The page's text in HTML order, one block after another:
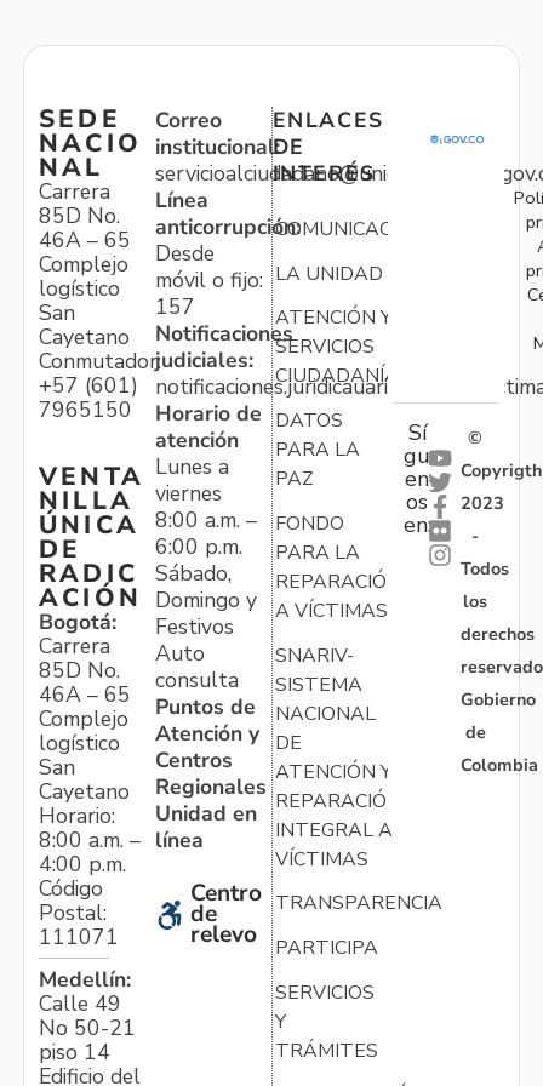
SEDE
NACIO
NAL
Carrera
85D No.
46A – 65
Complejo
logístico
San
Cayetano
Conmutador:
+57 (601)
7965150
VENTA
NILLA
ÚNICA
DE
RADIC
ACIÓN
Bogotá:
Carrera
85D No.
46A – 65
Complejo
logístico
San
Cayetano
Horario:
8:00 a.m. –
4:00 p.m.
Código
Postal:
111071
Medellín:
Calle 49
No 50-21
piso 14
Edificio del
Correo
institucional:
Línea
anticorrupción:
Desde
móvil o fijo:
157
Notificaciones
judiciales:
Horario de
atención
Lunes a
viernes
8:00 a.m. –
6:00 p.m.
Sábado,
Domingo y
Festivos
Auto
consulta
Puntos de
Atención y
Centros
Regionales
Unidad en
línea
Centro
de
relevo
ENLACES
DE
INTERÉS
COMUNICACIONES
LA UNIDAD
ATENCIÓN Y
SERVICIOS
CIUDADANÍA
DATOS
PARA LA
PAZ
FONDO
PARA LA
REPARACIÓN
A VÍCTIMAS
SNARIV-
SISTEMA
NACIONAL
DE
ATENCIÓN Y
REPARACIÓN
INTEGRAL A
VÍCTIMAS
TRANSPARENCIA
PARTICIPA
SERVICIOS
Y
TRÁMITES
Sí
gu
en
os
en:
©
Copyrigth
2023
-
Todos
los
derechos
Gobierno
de
Colombia